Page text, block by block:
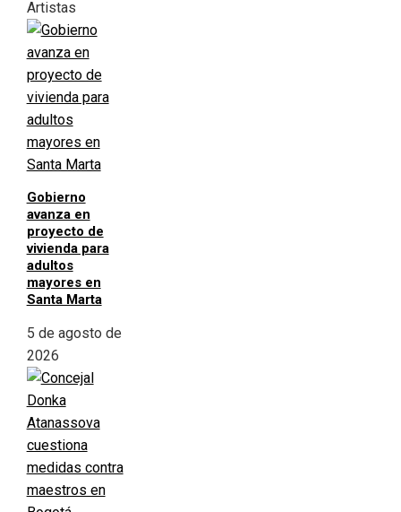
Artistas
Gobierno
avanza en
proyecto de
vivienda para
adultos
mayores en
Santa Marta
5 de agosto de
2026